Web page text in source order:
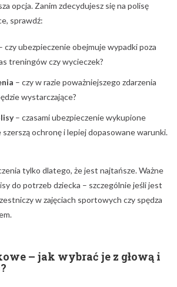
opcja. Zanim zdecydujesz się na polisę
sprawdź:
czy ubezpieczenie obejmuje wypadki poza
treningów czy wycieczek?
– czy w razie poważniejszego zdarzenia
wystarczające?
– czasami ubezpieczenie wykupione
szerszą ochronę i lepiej dopasowane warunki.
tylko dlatego, że jest najtańsze. Ważne
do potrzeb dziecka – szczególnie jeśli jest
w zajęciach sportowych czy spędza
– jak wybrać je z głową i